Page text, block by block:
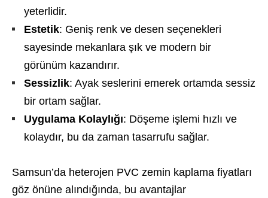
yeterlidir.
Estetik: Geniş renk ve desen seçenekleri
sayesinde mekanlara şık ve modern bir
görünüm kazandırır.
Sessizlik: Ayak seslerini emerek ortamda sessiz
bir ortam sağlar.
Uygulama Kolaylığı: Döşeme işlemi hızlı ve
kolaydır, bu da zaman tasarrufu sağlar.
Samsun’da heterojen PVC zemin kaplama fiyatları
göz önüne alındığında, bu avantajlar